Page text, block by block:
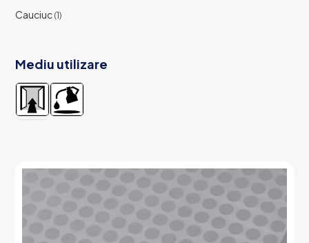
Cauciuc(1)
Mediu utilizare